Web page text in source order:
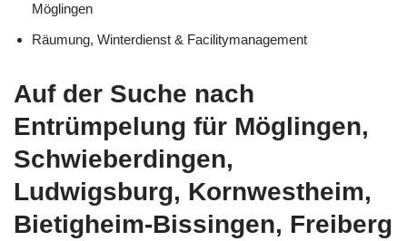
Möglingen
Räumung, Winterdienst & Facilitymanagement
Auf der Suche nach
Entrümpelung für Möglingen,
Schwieberdingen,
Ludwigsburg, Kornwestheim,
Bietigheim-Bissingen, Freiberg